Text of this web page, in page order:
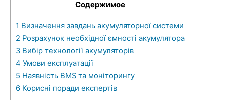
Содержимое
1 Визначення завдань акумуляторної системи
2 Розрахунок необхідної ємності акумулятора
3 Вибір технології акумуляторів
4 Умови експлуатації
5 Наявність BMS та моніторингу
6 Корисні поради експертів